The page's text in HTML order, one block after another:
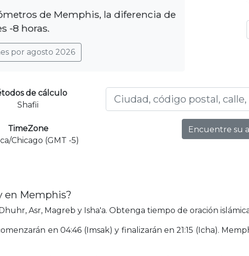
de Memphis, la diferencia de
-8 horas.
por agosto 2026
de cálculo
Shafii
TimeZone
Chicago (GMT -5)
Encuentre su
en Memphis?
Asr, Magreb y Isha'a. Obtenga tiempo de oración
en 04:46 (Imsak) y finalizarán en 21:15 (Icha).